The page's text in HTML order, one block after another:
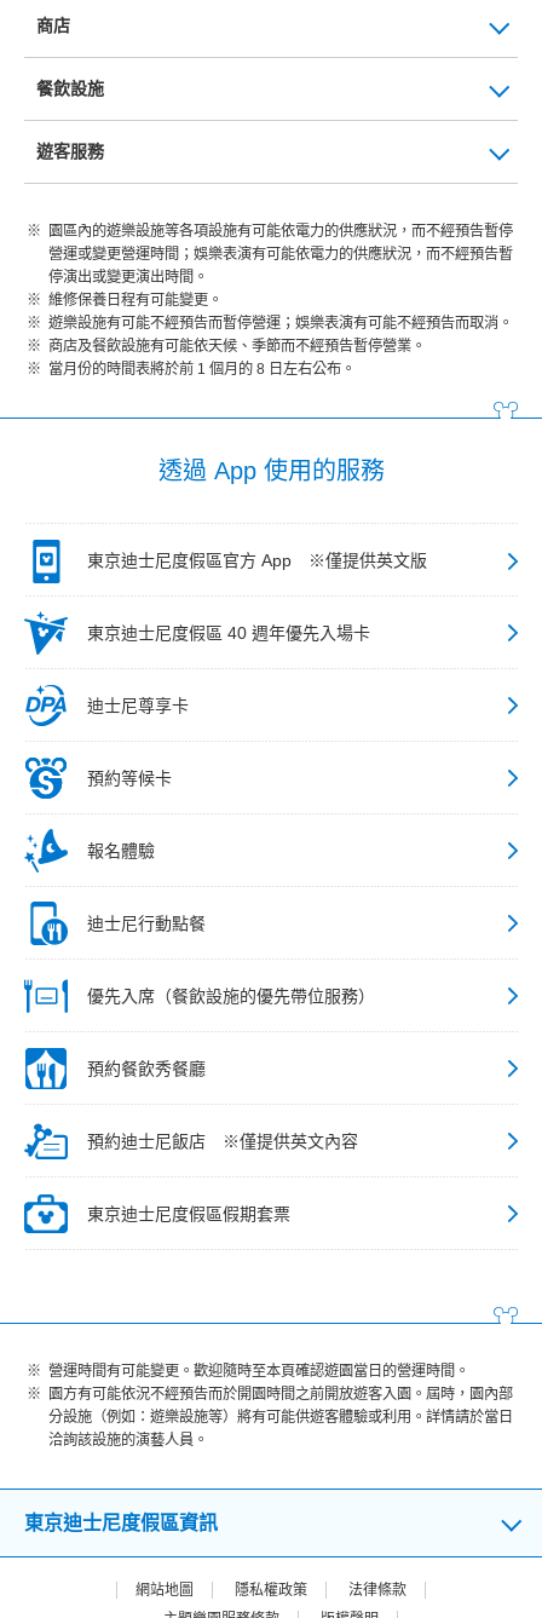
商店
餐飲設施
遊客服務
園區內的遊樂設施等各項設施有可能依電力的供應狀況，而不經預告暫停
營運或變更營運時間；娛樂表演有可能依電力的供應狀況，而不經預告暫
停演出或變更演出時間。
維修保養日程有可能變更。
遊樂設施有可能不經預告而暫停營運；娛樂表演有可能不經預告而取消。
商店及餐飲設施有可能依天候、季節而不經預告暫停營業。
當月份的時間表將於前 1 個月的 8 日左右公布。
透過 App 使用的服務
東京迪士尼度假區官方 App ※僅提供英文版
東京迪士尼度假區 40 週年優先入場卡
迪士尼尊享卡
預約等候卡
報名體驗
迪士尼行動點餐
優先入席（餐飲設施的優先帶位服務）
預約餐飲秀餐廳
預約迪士尼飯店 ※僅提供英文內容
東京迪士尼度假區假期套票
營運時間有可能變更。歡迎隨時至本頁確認遊園當日的營運時間。
園方有可能依況不經預告而於開園時間之前開放遊客入園。屆時，園內部
分設施（例如：遊樂設施等）將有可能供遊客體驗或利用。詳情請於當日
洽詢該設施的演藝人員。
東京迪士尼度假區資訊
網站地圖 隱私權政策
法律條款